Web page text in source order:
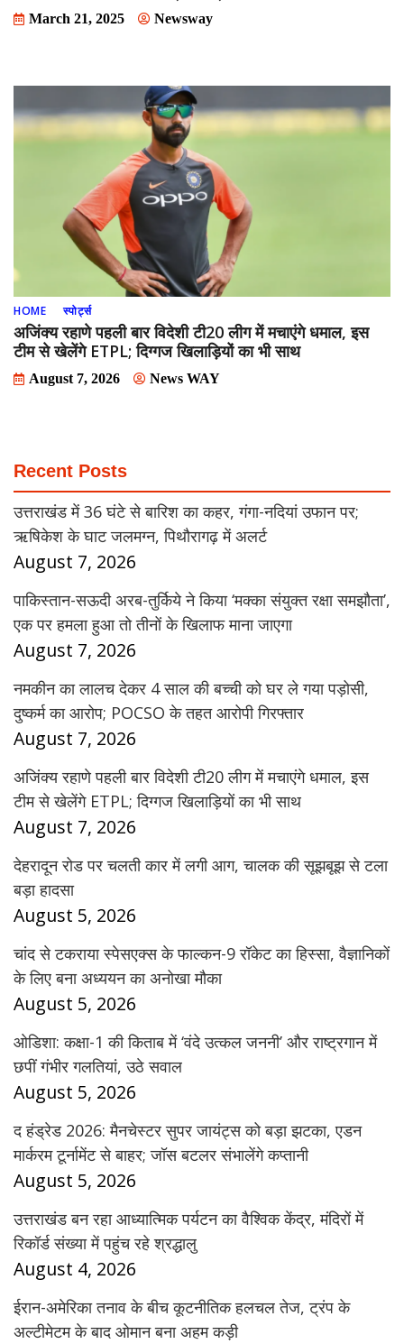
March 21, 2025 Newsway
HOME स्पोर्ट्स
अजिंक्य रहाणे पहली बार विदेशी टी20 लीग में मचाएंगे धमाल, इस
टीम से खेलेंगे ETPL; दिग्गज खिलाड़ियों का भी साथ
August 7, 2026 News WAY
Recent Posts
उत्तराखंड में 36 घंटे से बारिश का कहर, गंगा-नदियां उफान पर;
ऋषिकेश के घाट जलमग्न, पिथौरागढ़ में अलर्ट
August 7, 2026
पाकिस्तान-सऊदी अरब-तुर्किये ने किया ‘मक्का संयुक्त रक्षा समझौता’,
एक पर हमला हुआ तो तीनों के खिलाफ माना जाएगा
August 7, 2026
नमकीन का लालच देकर 4 साल की बच्ची को घर ले गया पड़ोसी,
दुष्कर्म का आरोप; POCSO के तहत आरोपी गिरफ्तार
August 7, 2026
अजिंक्य रहाणे पहली बार विदेशी टी20 लीग में मचाएंगे धमाल, इस
टीम से खेलेंगे ETPL; दिग्गज खिलाड़ियों का भी साथ
August 7, 2026
देहरादून रोड पर चलती कार में लगी आग, चालक की सूझबूझ से टला
बड़ा हादसा
August 5, 2026
चांद से टकराया स्पेसएक्स के फाल्कन-9 रॉकेट का हिस्सा, वैज्ञानिकों
के लिए बना अध्ययन का अनोखा मौका
August 5, 2026
ओडिशा: कक्षा-1 की किताब में ‘वंदे उत्कल जननी’ और राष्ट्रगान में
छपीं गंभीर गलतियां, उठे सवाल
August 5, 2026
द हंड्रेड 2026: मैनचेस्टर सुपर जायंट्स को बड़ा झटका, एडन
मार्करम टूर्नामेंट से बाहर; जॉस बटलर संभालेंगे कप्तानी
August 5, 2026
उत्तराखंड बन रहा आध्यात्मिक पर्यटन का वैश्विक केंद्र, मंदिरों में
रिकॉर्ड संख्या में पहुंच रहे श्रद्धालु
August 4, 2026
ईरान-अमेरिका तनाव के बीच कूटनीतिक हलचल तेज, ट्रंप के
अल्टीमेटम के बाद ओमान बना अहम कड़ी